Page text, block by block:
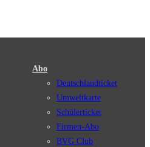
Abo
Deutschlandticket
Umweltkarte
Schülerticket
Firmen-Abo
BVG Club